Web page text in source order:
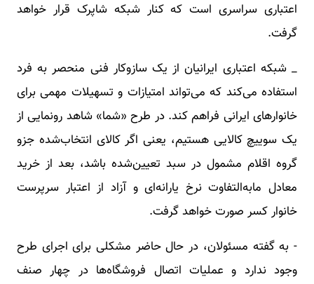
اعتباری سراسری است که کنار شبکه شاپرک قرار خواهد
گرفت.
_ شبکه اعتباری ایرانیان از یک سازوکار فنی منحصر به فرد
استفاده می‌کند که می‌تواند امتیازات و تسهیلات مهمی برای
خانوارهای ایرانی فراهم کند. در طرح «شما» شاهد رونمایی از
یک سوییچ کالایی هستیم، یعنی اگر کالای انتخاب‌شده جزو
گروه اقلام مشمول در سبد تعیین‌شده باشد، بعد از خرید
معادل مابه‌التفاوت نرخ یارانه‌ای و آزاد از اعتبار سرپرست
خانوار کسر صورت خواهد گرفت.
- به گفته مسئولان، در حال حاضر مشکلی برای اجرای طرح
وجود ندارد و عملیات اتصال فروشگاه‌ها در چهار صنف